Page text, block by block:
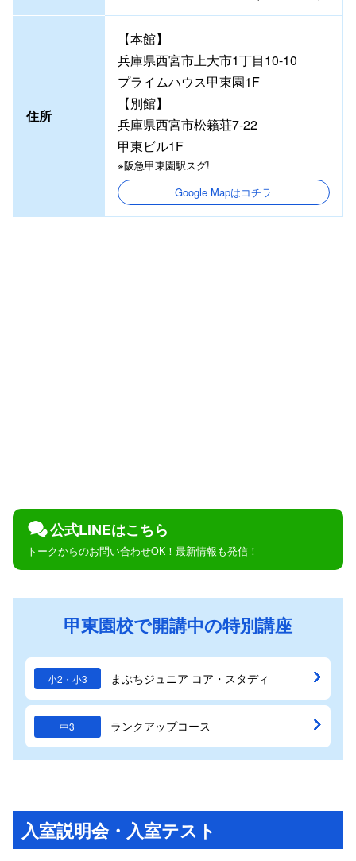
住所
【本館】
兵庫県西宮市上大市1丁目10-10
プライムハウス甲東園1F
【別館】
兵庫県西宮市松籟荘7-22
甲東ビル1F
※阪急甲東園駅スグ!
Google Mapはコチラ
公式LINEはこちら
トークからのお問い合わせOK！最新情報も発信！
甲東園校で開講中の特別講座
小2・小3 まぶちジュニア コア・スタディ
中3 ランクアップコース
入室説明会・入室テスト